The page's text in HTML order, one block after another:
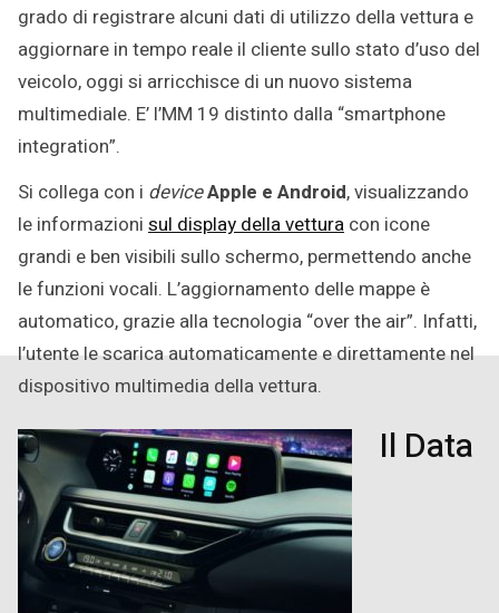
grado di registrare alcuni dati di utilizzo della vettura e
aggiornare in tempo reale il cliente sullo stato d’uso del
veicolo, oggi si arricchisce di un nuovo sistema
multimediale. E’ l’MM 19 distinto dalla “smartphone
integration”.
Si collega con i deviceApple e Android, visualizzando
le informazioni sul display della vettura con icone
grandi e ben visibili sullo schermo, permettendo anche
le funzioni vocali. L’aggiornamento delle mappe è
automatico, grazie alla tecnologia “over the air”. Infatti,
l’utente le scarica automaticamente e direttamente nel
dispositivo multimedia della vettura.
Il Data